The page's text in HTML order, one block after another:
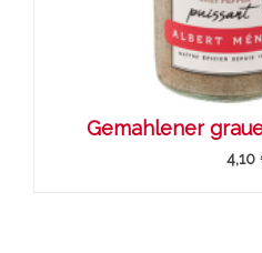
Gemahlener
4,10